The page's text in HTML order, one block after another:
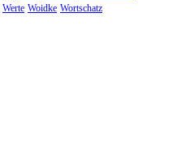
Werte Woidke Wortschatz